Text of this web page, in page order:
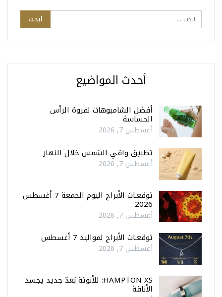
أحدث المواضيع
أفضل الشامبوهات لفروة الرأس
الحساسة
أغسطس 7, 2026
تطبيق واقي الشمس خلال النهار
أغسطس 7, 2026
توقعـات الأبراج اليوم الجمعة 7 أغسطس
2026
أغسطس 7, 2026
توقعـات الأبراج لمواليد 7 أغسطس
أغسطس 7, 2026
HAMPTON XS: للأنوثة بُعدٌ جديد يجسد
الأناقة